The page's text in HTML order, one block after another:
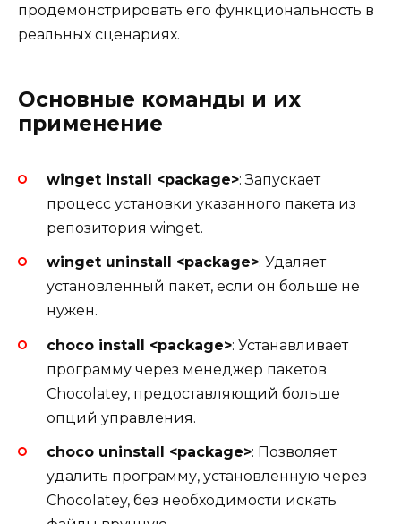
продемонстрировать его функциональность в
реальных сценариях.
Основные команды и их
применение
winget install <package>: Запускает
процесс установки указанного пакета из
репозитория winget.
winget uninstall <package>: Удаляет
установленный пакет, если он больше не
нужен.
choco install <package>: Устанавливает
программу через менеджер пакетов
Chocolatey, предоставляющий больше
опций управления.
choco uninstall <package>: Позволяет
удалить программу, установленную через
Chocolatey, без необходимости искать